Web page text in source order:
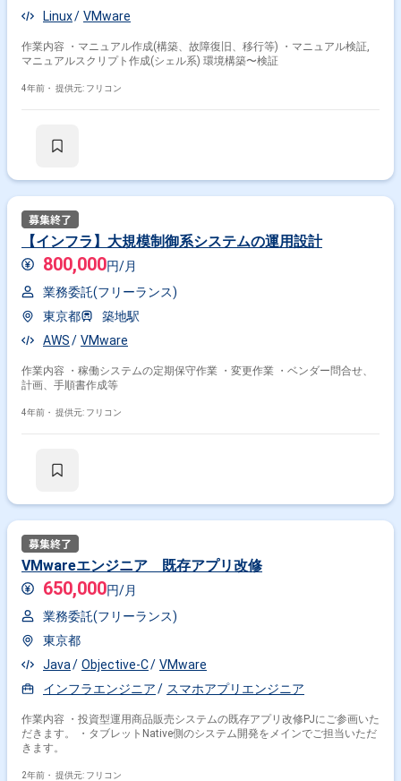
Linux
VMware
作業内容 ・マニュアル作成(構築、故障復旧、移行等) ・マニュアル検証,
マニュアルスクリプト作成(シェル系) 環境構築〜検証
4年前・ 提供元: フリコン
【インフラ】大規模制御系システムの運用設計
800,000円/月
業務委託(フリーランス)
東京都
築地駅
AWS
VMware
作業内容 ・稼働システムの定期保守作業 ・変更作業 ・ベンダー問合せ、
計画、手順書作成等
4年前・ 提供元: フリコン
VMwareエンジニア 既存アプリ改修
650,000円/月
業務委託(フリーランス)
東京都
Java
Objective-C
VMware
インフラエンジニア
スマホアプリエンジニア
作業内容 ・投資型運用商品販売システムの既存アプリ改修PJにご参画いた
だきます。 ・タブレットNative側のシステム開発をメインでご担当いただ
きます。
2年前・ 提供元: フリコン